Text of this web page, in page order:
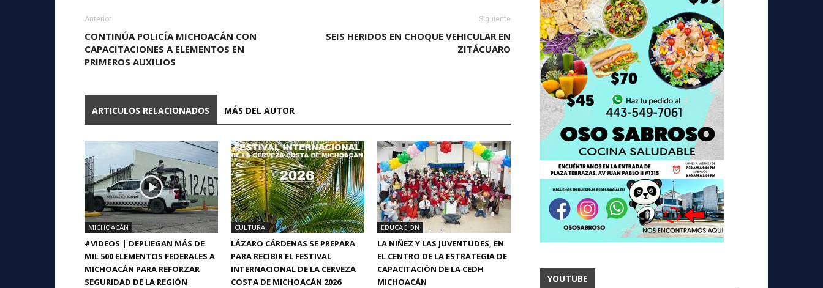
Anterior
CONTINÚA POLICÍA MICHOACÁN CON
CAPACITACIONES A ELEMENTOS EN
PRIMEROS AUXILIOS
Siguiente
SEIS HERIDOS EN CHOQUE VEHICULAR EN
ZITÁCUARO
ARTICULOS RELACIONADOS MÁS DEL AUTOR
MICHOACÁN
#VIDEOS | DEPLIEGAN MÁS DE
MIL 500 ELEMENTOS FEDERALES A
MICHOACÁN PARA REFORZAR
SEGURIDAD DE LA REGIÓN
CULTURA
LÁZARO CÁRDENAS SE PREPARA
PARA RECIBIR EL FESTIVAL
INTERNACIONAL DE LA CERVEZA
COSTA DE MICHOACÁN 2026
EDUCACIÓN
LA NIÑEZ Y LAS JUVENTUDES, EN
EL CENTRO DE LA ESTRATEGIA DE
CAPACITACIÓN DE LA CEDH
MICHOACÁN
YOUTUBE